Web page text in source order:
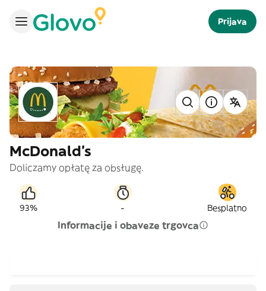
Prijava
McDonald's
Doliczamy opłatę za obsługę.
93% - Besplatno
Informacije i obaveze trgovca